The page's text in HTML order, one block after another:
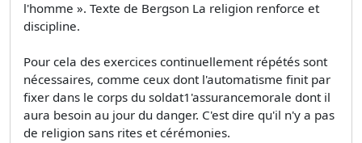
l'homme ». Texte de Bergson La religion renforce et
discipline.
Pour cela des exercices continuellement répétés sont
nécessaires, comme ceux dont l'automatisme finit par
fixer dans le corps du soldat1'assurancemorale dont il
aura besoin au jour du danger. C'est dire qu'il n'y a pas
de religion sans rites et cérémonies.